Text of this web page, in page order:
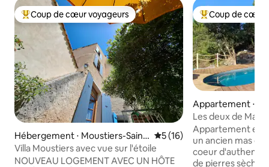
Coups de cœur voyageurs les plus appréciés
Coup de cœur voyageurs
Hébergement ⋅ Moustiers-Saint
e-Marie
Évaluation moyenne sur la
5 (16)
Villa Moustiers avec vue sur l'étoile
NOUVEAU LOGEMENT AVEC UN HÔTE
Coups de cœur
Coup de cœur
Appartement ⋅
ée-Française
Les deux de
parenthèse
Appartement
un ancien mas
coeur
de pierres